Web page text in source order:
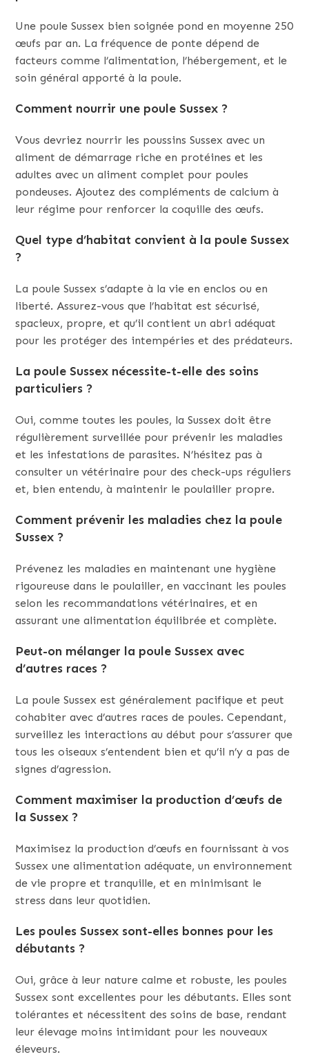
Une poule Sussex bien soignée pond en moyenne 250
œufs par an. La fréquence de ponte dépend de
facteurs comme l’alimentation, l’hébergement, et le
soin général apporté à la poule.
Comment nourrir une poule Sussex ?
Vous devriez nourrir les poussins Sussex avec un
aliment de démarrage riche en protéines et les
adultes avec un aliment complet pour poules
pondeuses. Ajoutez des compléments de calcium à
leur régime pour renforcer la coquille des œufs.
Quel type d’habitat convient à la poule Sussex
?
La poule Sussex s’adapte à la vie en enclos ou en
liberté. Assurez-vous que l’habitat est sécurisé,
spacieux, propre, et qu’il contient un abri adéquat
pour les protéger des intempéries et des prédateurs.
La poule Sussex nécessite-t-elle des soins
particuliers ?
Oui, comme toutes les poules, la Sussex doit être
régulièrement surveillée pour prévenir les maladies
et les infestations de parasites. N’hésitez pas à
consulter un vétérinaire pour des check-ups réguliers
et, bien entendu, à maintenir le poulailler propre.
Comment prévenir les maladies chez la poule
Sussex ?
Prévenez les maladies en maintenant une hygiène
rigoureuse dans le poulailler, en vaccinant les poules
selon les recommandations vétérinaires, et en
assurant une alimentation équilibrée et complète.
Peut-on mélanger la poule Sussex avec
d’autres races ?
La poule Sussex est généralement pacifique et peut
cohabiter avec d’autres races de poules. Cependant,
surveillez les interactions au début pour s’assurer que
tous les oiseaux s’entendent bien et qu’il n’y a pas de
signes d’agression.
Comment maximiser la production d’œufs de
la Sussex ?
Maximisez la production d’œufs en fournissant à vos
Sussex une alimentation adéquate, un environnement
de vie propre et tranquille, et en minimisant le
stress dans leur quotidien.
Les poules Sussex sont-elles bonnes pour les
débutants ?
Oui, grâce à leur nature calme et robuste, les poules
Sussex sont excellentes pour les débutants. Elles sont
tolérantes et nécessitent des soins de base, rendant
leur élevage moins intimidant pour les nouveaux
éleveurs.